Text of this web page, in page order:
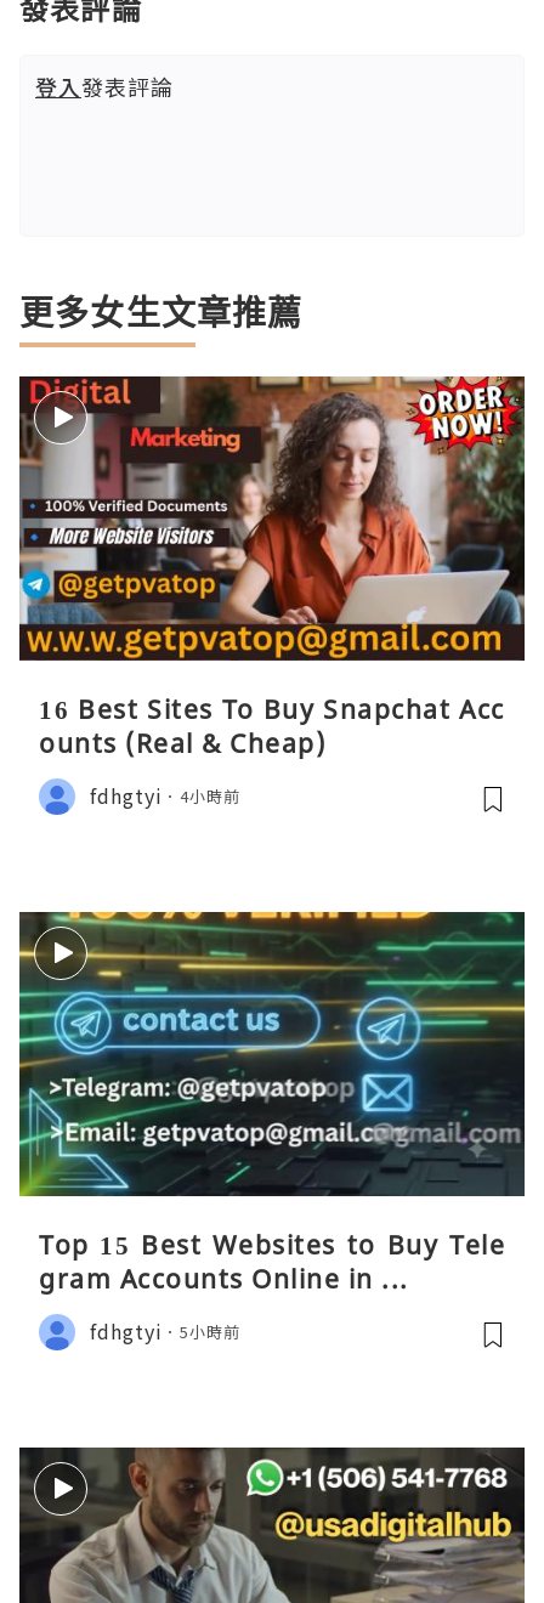
登入發表評論
更多女生文章推薦
16 Best Sites To Buy Snapchat Acc
ounts (Real & Cheap)
fdhgtyi 4小時前
Top 15 Best Websites to Buy Tele
gram Accounts Online in ...
fdhgtyi 5小時前